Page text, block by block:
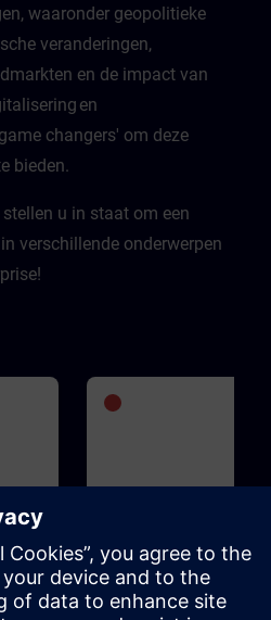
waaronder geopolitieke
veranderingen,
en de impact van
en
changers' om deze
bieden.​
u in staat om een
verschillende onderwerpen
1h 5m
SIMATIC S7-1500V -
PLC